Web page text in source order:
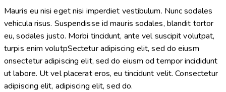
Mauris eu nisi eget nisi imperdiet vestibulum. Nunc sodales
vehicula risus. Suspendisse id mauris sodales, blandit tortor
eu, sodales justo. Morbi tincidunt, ante vel suscipit volutpat,
turpis enim volutpSectetur adipiscing elit, sed do eiusm
onsectetur adipiscing elit, sed do eiusm od tempor incididunt
ut labore. Ut vel placerat eros, eu tincidunt velit. Consectetur
adipiscing elit, adipiscing elit, sed do.